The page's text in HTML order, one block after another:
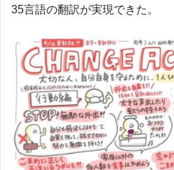
35言語の翻訳が実現できた。